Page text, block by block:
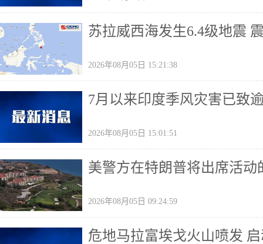
苏拉威西海发生6.4级地震
2026年08月05日 15:21:38
7月以来印度季风灾害已致
2026年08月05日 15:01:51
美警方在特朗普将出席活
2026年08月05日 09:24:59
危地马拉富埃戈火山喷发